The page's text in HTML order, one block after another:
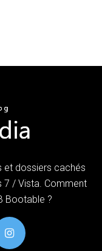
et dossiers cachés
7 / Vista. Comment
Bootable ?